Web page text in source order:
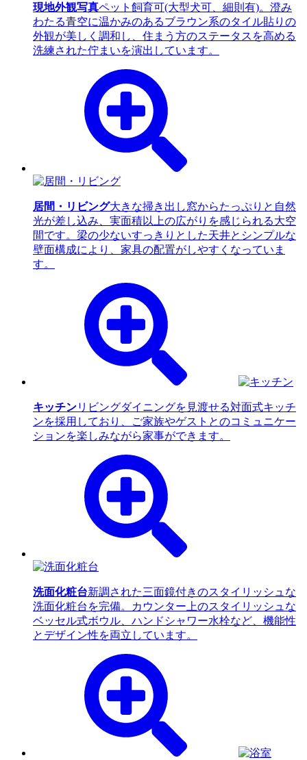
現地外観写真ペット飼育可(大型犬可、細則有)。澄み
わたる青空に温かみのあるブラウン系のタイル貼りの
外観が美しく調和し、住まう方のステータスを高める
洗練された佇まいを演出しています。
居間・リビング大きな掃き出し窓からたっぷりと自然
光が差し込み、実面積以上の広がりを感じられる大空
間です。梁の少ないすっきりとした天井とシンプルな
壁面構成により、家具の配置がしやすくなっていま
す。
キッチンリビングダイニングを見渡せる対面式キッチ
ンを採用しており、ご家族やゲストとのコミュニケー
ションを楽しみながら家事ができます。
洗面化粧台新調された三面鏡付きのスタイリッシュな
洗面化粧台を完備。カウンター上のスタイリッシュな
ベッセル式ボウル、ハンドシャワー水栓など、機能性
とデザイン性を両立しています。